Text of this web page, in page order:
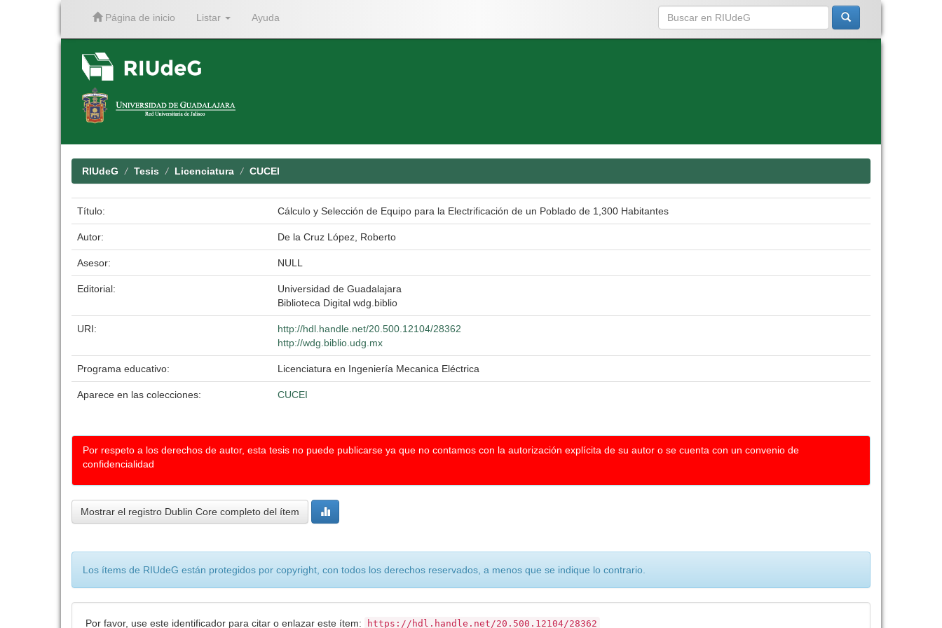
Página de inicio Listar Ayuda
RIUdeG Tesis Licenciatura CUCEI
Título: Cálculo y Selección de Equipo para la Electrificación de un Poblado de 1,300 Habitantes
Autor: De la Cruz López, Roberto
Asesor: NULL
Editorial:
Universidad de Guadalajara
Biblioteca Digital wdg.biblio
URI:
http://hdl.handle.net/20.500.12104/28362
http://wdg.biblio.udg.mx
Programa educativo: Licenciatura en Ingeniería Mecanica Eléctrica
Aparece en las colecciones: CUCEI
Por respeto a los derechos de autor, esta tesis no puede publicarse ya que no contamos con la autorización explícita de su autor o se cuenta con un convenio de
confidencialidad
Mostrar el registro Dublin Core completo del ítem
Los ítems de RIUdeG están protegidos por copyright, con todos los derechos reservados, a menos que se indique lo contrario.
Por favor, use este identificador para citar o enlazar este ítem: https://hdl.handle.net/20.500.12104/28362